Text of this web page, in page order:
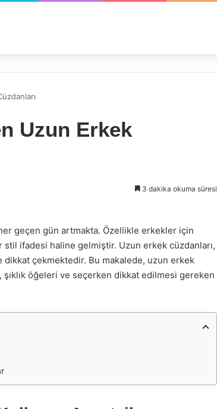
Uzun Erkek
3 dakika okuma süresi
geçen gün artmakta. Özellikle erkekler için
stil ifadesi haline gelmiştir. Uzun erkek cüzdanları,
çekmektedir. Bu makalede, uzun erkek
öğeleri ve seçerken dikkat edilmesi gereken